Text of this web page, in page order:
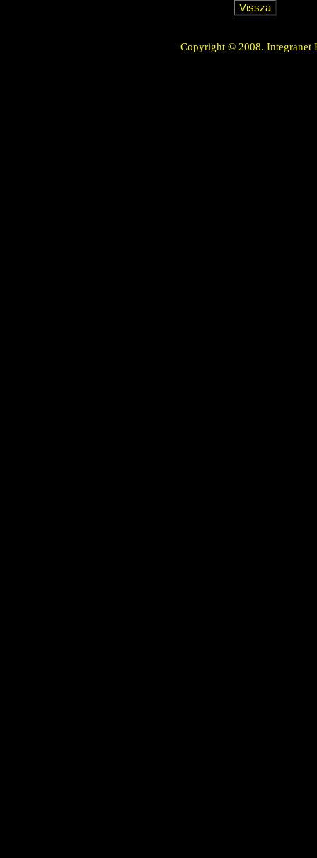
Copyright © 2008. Integranet